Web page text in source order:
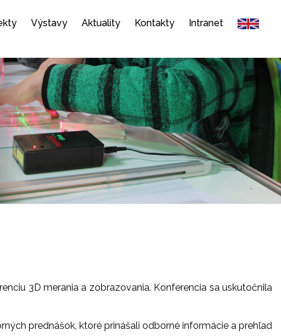
Výstavy Aktuality Kontakty Intranet
3D merania a zobrazovania. Konferencia sa uskutočnila
prednášok, ktoré prinášali odborné informácie a prehľad